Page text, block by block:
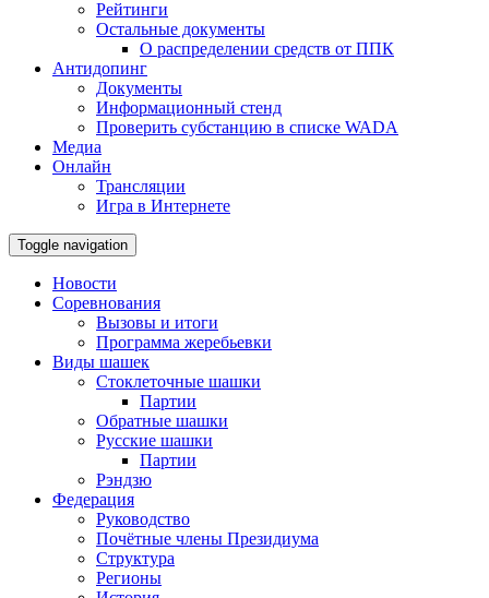
Рейтинги
Остальные документы
О распределении средств от ППК
Антидопинг
Документы
Информационный стенд
Проверить субстанцию в списке WADA
Медиа
Онлайн
Трансляции
Игра в Интернете
Toggle navigation
Новости
Соревнования
Вызовы и итоги
Программа жеребьевки
Виды шашек
Стоклеточные шашки
Партии
Обратные шашки
Русские шашки
Партии
Рэндзю
Федерация
Руководство
Почётные члены Президиума
Структура
Регионы